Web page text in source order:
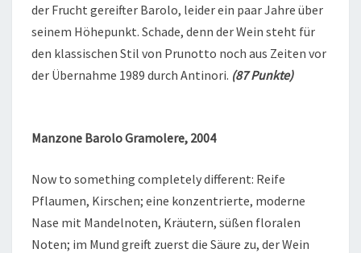
der Frucht gereifter Barolo, leider ein paar Jahre über
seinem Höhepunkt. Schade, denn der Wein steht für
den klassischen Stil von Prunotto noch aus Zeiten vor
der Übernahme 1989 durch Antinori. (87 Punkte)
Manzone Barolo Gramolere, 2004
Now to something completely different: Reife
Pflaumen, Kirschen; eine konzentrierte, moderne
Nase mit Mandelnoten, Kräutern, süßen floralen
Noten; im Mund greift zuerst die Säure zu, der Wein